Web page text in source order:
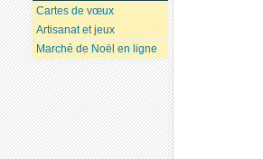
Cartes de vœux
Artisanat et jeux
Marché de Noël en ligne